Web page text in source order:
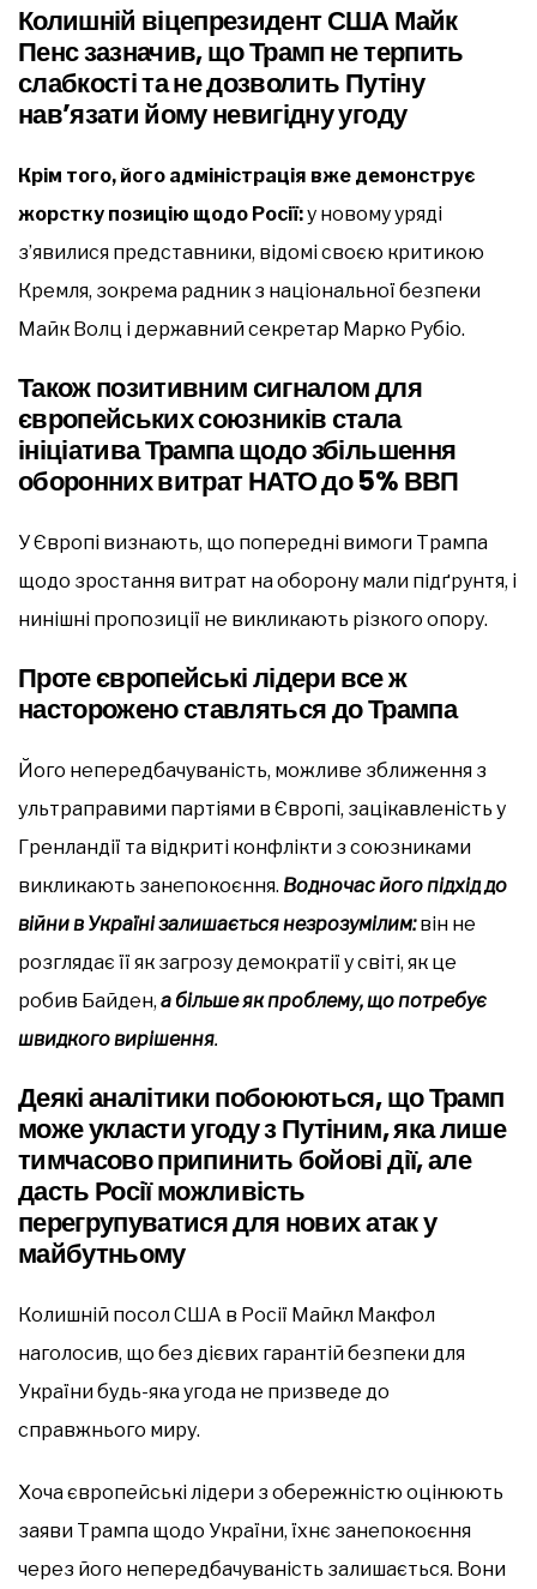
Колишній віцепрезидент США Майк
Пенс зазначив, що Трамп не терпить
слабкості та не дозволить Путіну
нав’язати йому невигідну угоду
Крім того, його адміністрація вже демонструє
жорстку позицію щодо Росії:у новому уряді
з’явилися представники, відомі своєю критикою
Кремля, зокрема радник з національної безпеки
Майк Волц і державний секретар Марко Рубіо.
Також позитивним сигналом для
європейських союзників стала
ініціатива Трампа щодо збільшення
оборонних витрат НАТО до 5% ВВП
У Європі визнають, що попередні вимоги Трампа
щодо зростання витрат на оборону мали підґрунтя, і
нинішні пропозиції не викликають різкого опору.
Проте європейські лідери все ж
насторожено ставляться до Трампа
Його непередбачуваність, можливе зближення з
ультраправими партіями в Європі, зацікавленість у
Гренландії та відкриті конфлікти з союзниками
викликають занепокоєння. Водночас його підхід до
війни в Україні залишається незрозумілим:він не
розглядає її як загрозу демократії у світі, як це
робив Байден, а більше як проблему, що потребує
швидкого вирішення.
Деякі аналітики побоюються, що Трамп
може укласти угоду з Путіним, яка лише
тимчасово припинить бойові дії, але
дасть Росії можливість
перегрупуватися для нових атак у
майбутньому
Колишній посол США в Росії Майкл Макфол
наголосив, що без дієвих гарантій безпеки для
України будь-яка угода не призведе до
справжнього миру.
Хоча європейські лідери з обережністю оцінюють
заяви Трампа щодо України, їхнє занепокоєння
через його непередбачуваність залишається. Вони